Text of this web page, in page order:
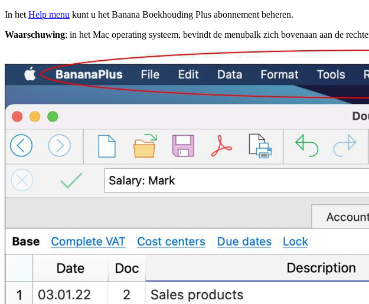
In het Help menu kunt u het Banana Boekhouding Plus abonnement beheren.
Waarschuwing: in het Mac operating systeem, bevindt de menubalk zich bovenaan aan de